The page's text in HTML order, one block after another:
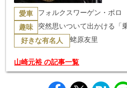
愛車 フォルクスワーゲン・ポロ
趣味 突然思いついて出かける「
好きな有名人 蛯原友里
山崎元裕 の記事一覧